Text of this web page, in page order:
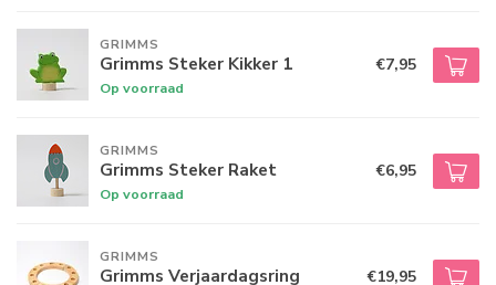
GRIMMS
Grimms Steker Kikker 1
Op voorraad
€7,95
GRIMMS
Grimms Steker Raket
Op voorraad
€6,95
GRIMMS
Grimms Verjaardagsring €19,95